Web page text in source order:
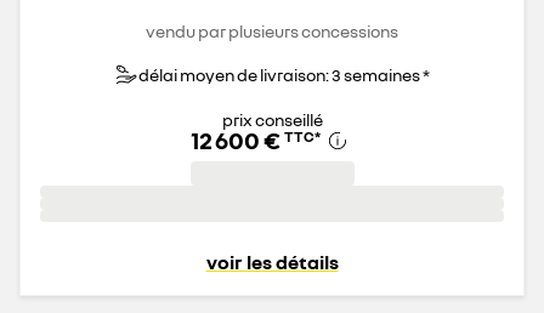
vendu par plusieurs concessions
délai moyen de livraison: 3 semaines *
prix conseillé
12 600 € TTC*
voir les détails